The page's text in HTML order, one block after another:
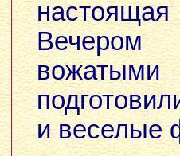
Вечером
и веселые